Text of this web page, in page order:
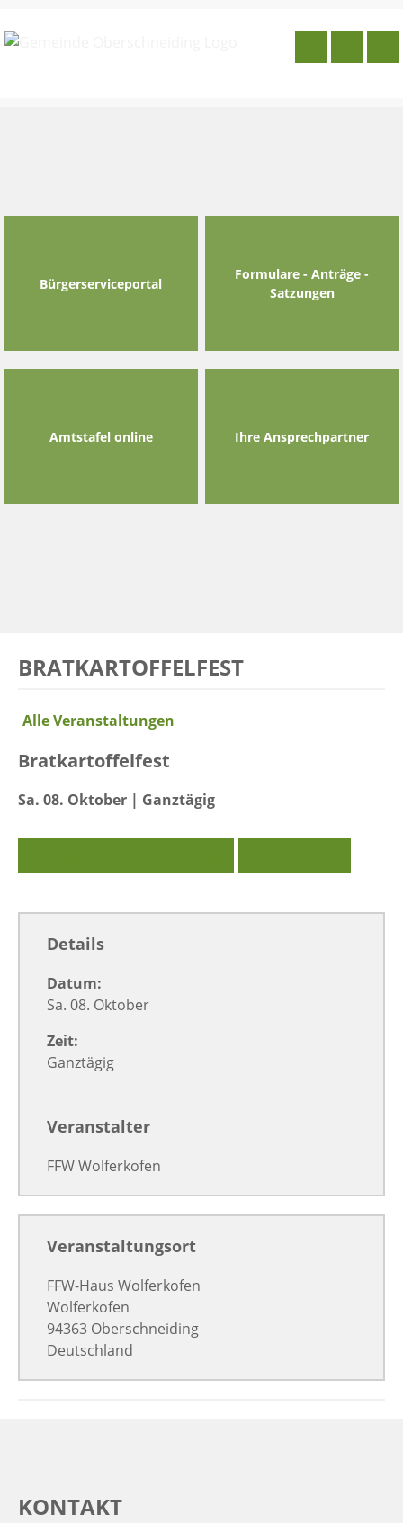
Bürgerserviceportal
Formulare - Anträge -
Satzungen
Amtstafel online Ihre Ansprechpartner
BRATKARTOFFELFEST
Alle Veranstaltungen
Bratkartoffelfest
Sa. 08. Oktober | Ganztägig
Details
Datum:
Sa. 08. Oktober
Zeit:
Ganztägig
Veranstalter
FFW Wolferkofen
Veranstaltungsort
FFW-Haus Wolferkofen
Wolferkofen
94363 Oberschneiding
Deutschland
KONTAKT